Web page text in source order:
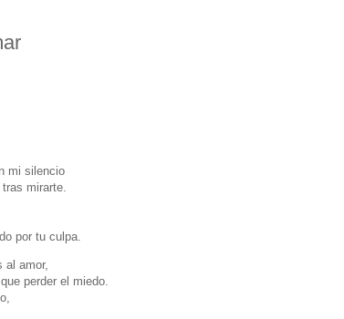
mi silencio
mirarte.
por tu culpa.
al amor,
perder el miedo.